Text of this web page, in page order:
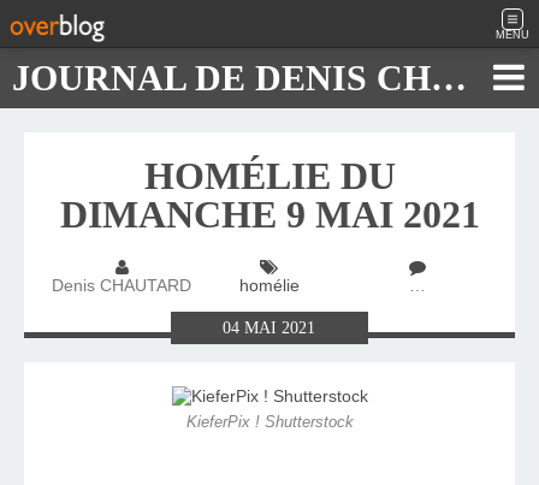
MENU
JOURNAL DE DENIS CHAUTARD
HOMÉLIE DU
DIMANCHE 9 MAI 2021
Denis CHAUTARD homélie …
04MAI2021
KieferPix ! Shutterstock